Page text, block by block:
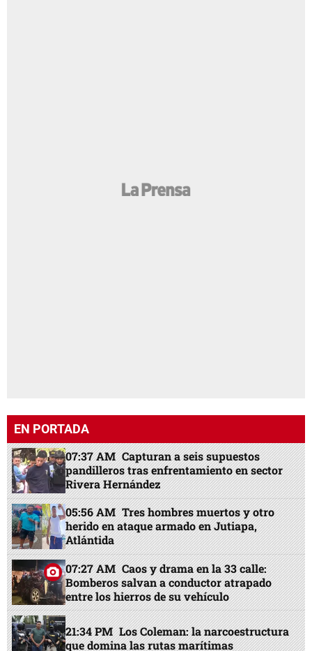
EN PORTADA
07:37 AM Capturan a seis supuestos
pandilleros tras enfrentamiento en sector
Rivera Hernández
05:56 AM Tres hombres muertos y otro
herido en ataque armado en Jutiapa,
Atlántida
07:27 AM Caos y drama en la 33 calle:
Bomberos salvan a conductor atrapado
entre los hierros de su vehículo
21:34 PM Los Coleman: la narcoestructura
que domina las rutas marítimas